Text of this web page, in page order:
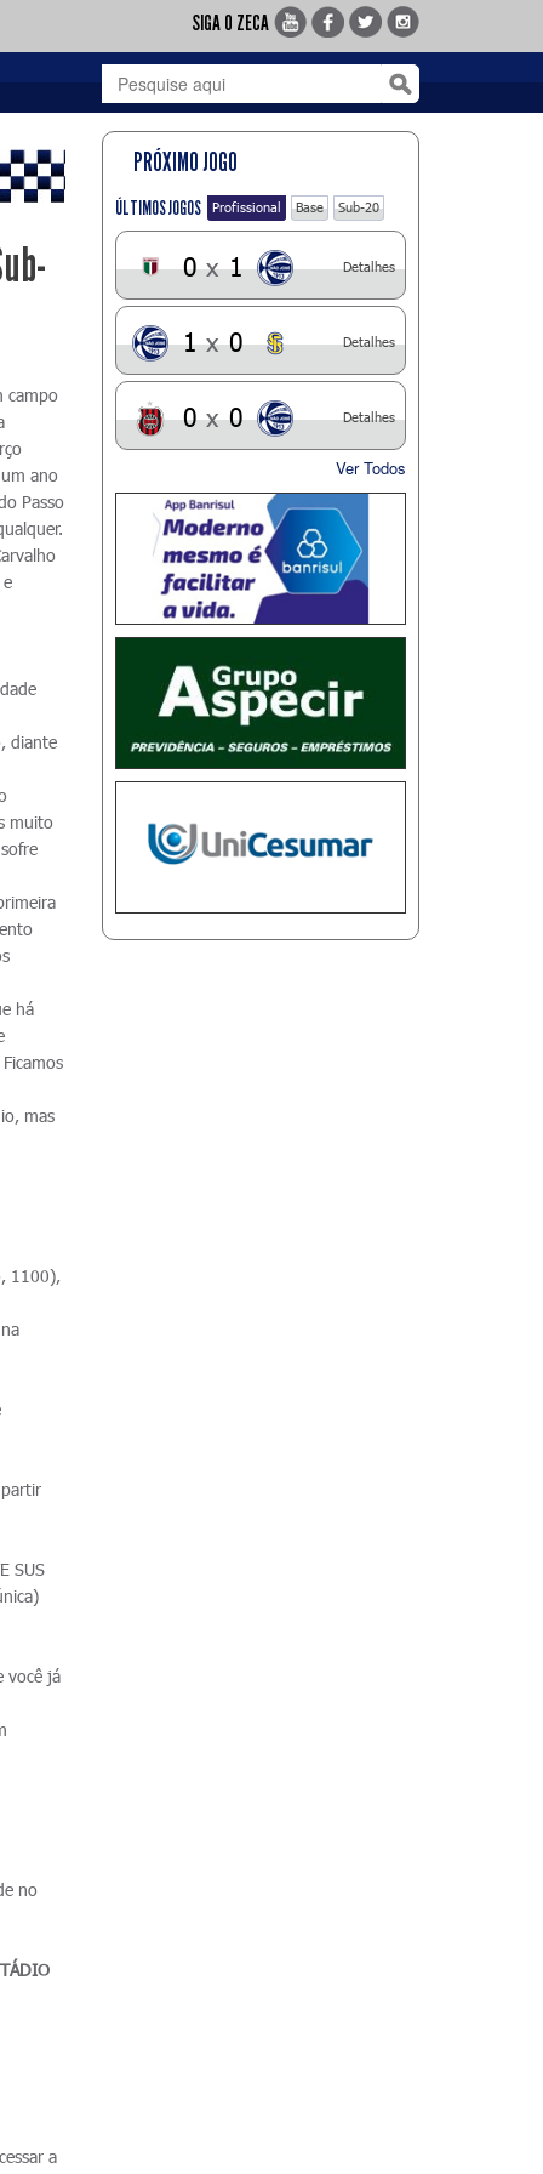
SIGA O ZECA
campo
ano
Passo
diante
muito
há
mas
1100),
partir
SUS
você já
no
a
PRÓXIMO JOGO
ÚLTIMOS JOGOS Profissional Base Sub-20
0 x 1 Detalhes
1 x 0 Detalhes
0 x 0 Detalhes
Ver Todos